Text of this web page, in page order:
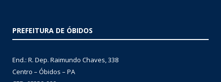
PREFEITURA DE ÓBIDOS
End.: R. Dep. Raimundo Chaves, 338
Centro – Óbidos – PA